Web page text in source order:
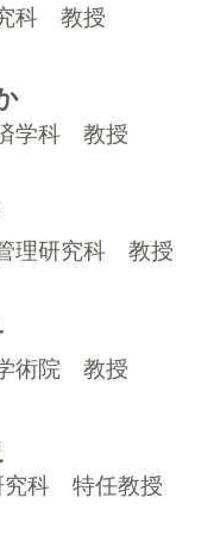
科 教授
学科 教授
理研究科 教授
術院 教授
科 特任教授